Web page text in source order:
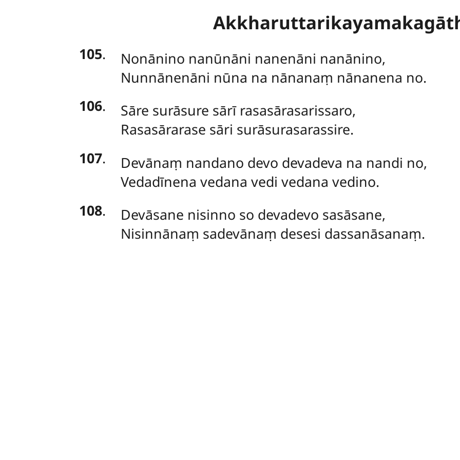
105.
Nonānino nanūnāni nanenāni nanānino,
Nunnānenāni nūna na nānanaṃ nānanena no.
106.
Sāre surāsure sārī rasasārasarissaro,
Rasasārarase sāri surāsurasarassire.
107.
Devānaṃ nandano devo devadeva na nandi no,
Vedadīnena vedana vedi vedana vedino.
108.
Devāsane nisinno so devadevo sasāsane,
Nisinnānaṃ sadevānaṃ desesi dassanāsanaṃ.